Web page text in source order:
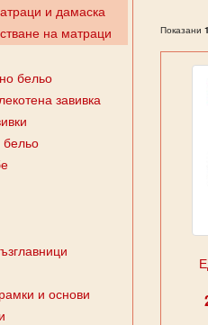
и дамаска
на матраци
бельо
завивка
бельо
и основи
Показани